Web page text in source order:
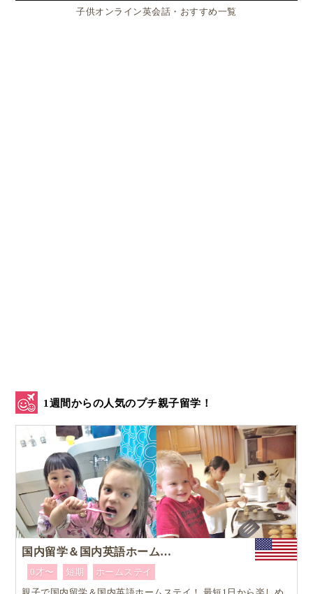
子供オンライン英会話・おすすめ一覧
1週間からの人気のプチ親子留学！
国内留学＆国内英語ホームステイ
0才〜 短期
ホームステイ